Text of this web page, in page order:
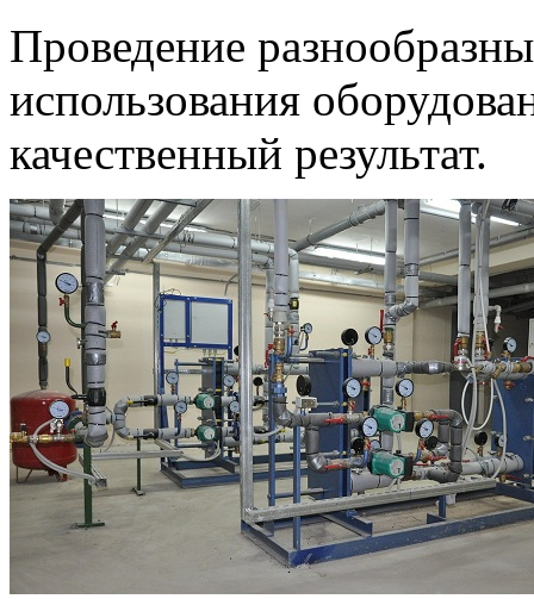
Проведение
использования
качественный результат.